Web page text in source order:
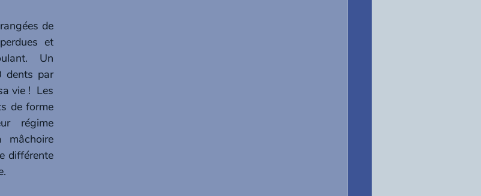
de
et
Un
dents par
vie !  Les
de forme
régime
différente